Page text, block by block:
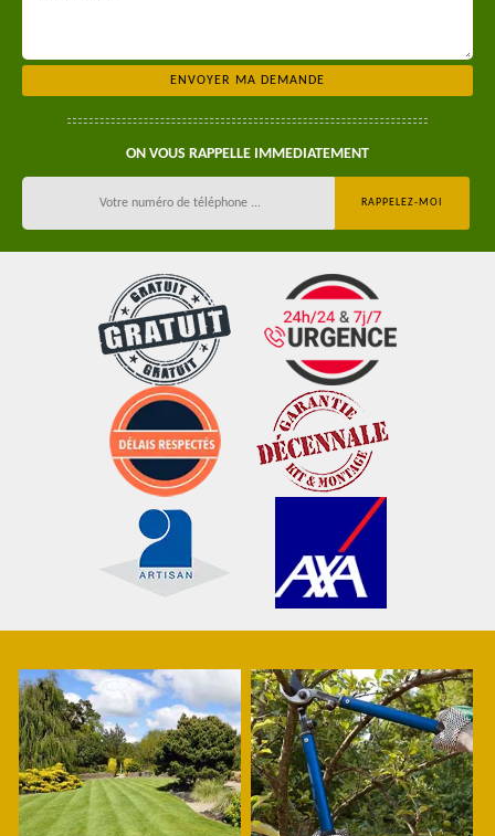
ON VOUS RAPPELLE IMMEDIATEMENT